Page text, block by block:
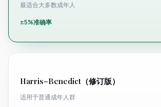
最适合大多数成年人
±5%准确率
Harris–Benedict（修订版）
适用于普通成年人群